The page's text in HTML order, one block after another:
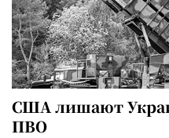
США лишают
ПВО